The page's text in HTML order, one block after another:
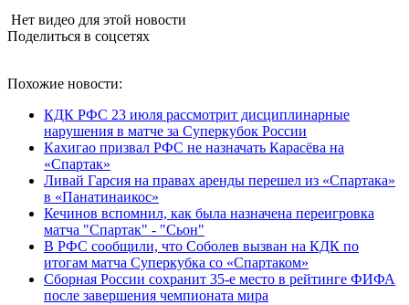
Нет видео для этой новости
Поделиться в соцсетях
Похожие новости:
КДК РФС 23 июля рассмотрит дисциплинарные
нарушения в матче за Суперкубок России
Кахигао призвал РФС не назначать Карасёва на
«Спартак»
Ливай Гарсия на правах аренды перешел из «Спартака»
в «Панатинаикос»
Кечинов вспомнил, как была назначена переигровка
матча "Спартак" - "Сьон"
В РФС сообщили, что Соболев вызван на КДК по
итогам матча Суперкубка со «Спартаком»
Сборная России сохранит 35-е место в рейтинге ФИФА
после завершения чемпионата мира